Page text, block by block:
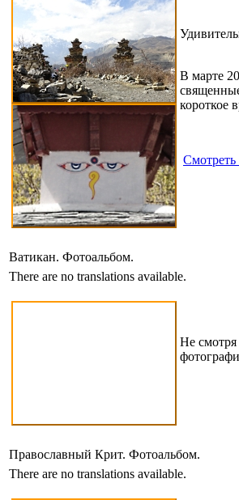
В марте
короткое
Смотреть
Ватикан. Фотоальбом.
There are no translations available.
Не
Православный Крит. Фотоальбом.
There are no translations available.